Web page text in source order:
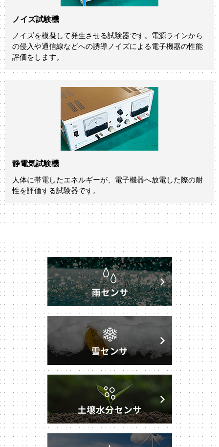
ノイズ試験機
ノイズを模擬して発生させる試験器です。電源ラインから
の侵入や通信線などへの誘導ノイズによる電子機器の性能
評価をします。
静電気試験機
人体に帯電したエネルギーが、電子機器へ放電した際の耐
性を評価する試験器です。